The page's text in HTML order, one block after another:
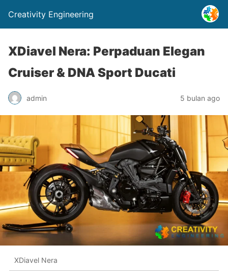
Creativity Engineering
XDiavel Nera: Perpaduan Elegan
Cruiser & DNA Sport Ducati
admin 5 bulan ago
XDiavel Nera